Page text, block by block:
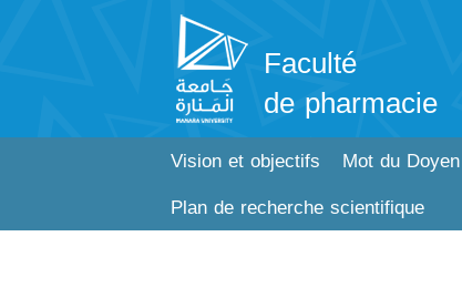
Faculté
de pharmacie
Vision et objectifs Mot du Doyen
Plan de recherche scientifique